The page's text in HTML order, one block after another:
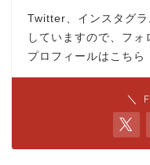
Twitter、インスタグ
していますので、フォ
プロフィールはこちら
＼